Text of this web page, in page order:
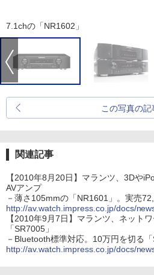
7.1chの「NR1602」
この写真の記
関連記事
【2010年8月20日】マランツ、3Dや
AVアンプ
－薄さ105mmの「NR1601」。実売
http://av.watch.impress.co.jp/docs/
【2010年9月7日】マランツ、ネット
「SR7005」
－Bluetooth標準対応。10万円を切る
http://av.watch.impress.co.jp/docs/